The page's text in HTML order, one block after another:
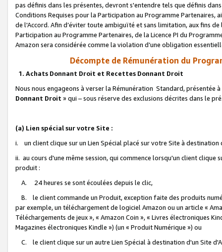
pas définis dans les présentes, devront s'entendre tels que définis
Conditions Requises pour la Participation au Programme Partenaires,
de l'Accord. Afin d’éviter toute ambiguïté et sans limitation, aux fins
Participation au Programme Partenaires, de la Licence PI du
Amazon sera considérée comme la violation d’une obligation
Décompte de Rémunération du
1. Achats Donnant Droit et Recettes Donnant Droit
Nous nous engageons à verser la Rémunération Standard, présentée
Donnant Droit » qui – sous réserve des exclusions décrites dans le
(a) Lien spécial sur votre Site :
i. un client clique sur un Lien Spécial placé sur votre Site à destination
ii. au cours d'une même session, qui commence lorsqu'un client
produit :
A. 24 heures se sont écoulées depuis le clic,
B. le client commande un Produit, exception faite des produits
par exemple, un téléchargement de logiciel Amazon ou un article «
Téléchargements de jeux », « Amazon Coin », « Livres électroniques
Magazines électroniques Kindle ») (un « Produit Numérique ») ou
C. le client clique sur un autre Lien Spécial à destination d'un Site